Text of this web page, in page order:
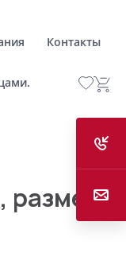
Контакты
размер